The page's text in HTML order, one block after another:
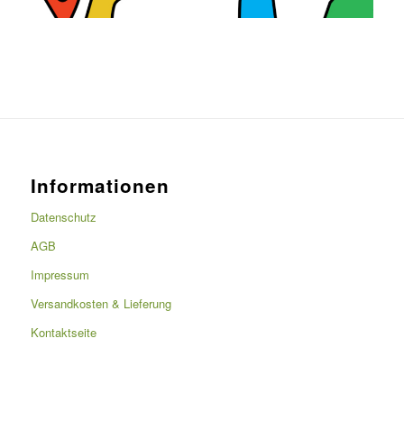
Informationen
Datenschutz
AGB
Impressum
Versandkosten & Lieferung
Kontaktseite